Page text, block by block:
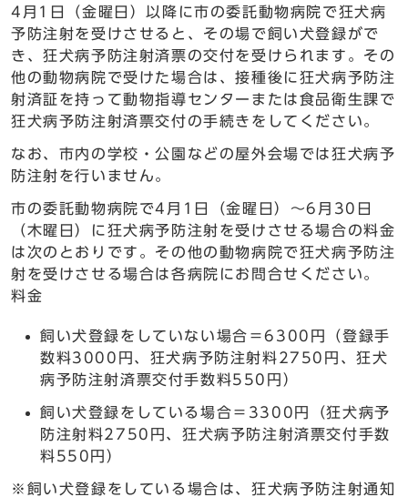
4月1日（金曜日）以降に市の委託動物病院で狂犬病
予防注射を受けさせると、その場で飼い犬登録がで
き、狂犬病予防注射済票の交付を受けられます。その
他の動物病院で受けた場合は、接種後に狂犬病予防注
射済証を持って動物指導センターまたは食品衛生課で
狂犬病予防注射済票交付の手続きをしてください。
なお、市内の学校・公園などの屋外会場では狂犬病予
防注射を行いません。
市の委託動物病院で4月1日（金曜日）～6月30日
（木曜日）に狂犬病予防注射を受けさせる場合の料金
は次のとおりです。その他の動物病院で狂犬病予防注
射を受けさせる場合は各病院にお問合せください。
料金
飼い犬登録をしていない場合＝6300円（登録手
数料3000円、狂犬病予防注射料2750円、狂犬
病予防注射済票交付手数料550円）
飼い犬登録をしている場合＝3300円（狂犬病予
防注射料2750円、狂犬病予防注射済票交付手数
料550円）
※飼い犬登録をしている場合は、狂犬病予防注射通知